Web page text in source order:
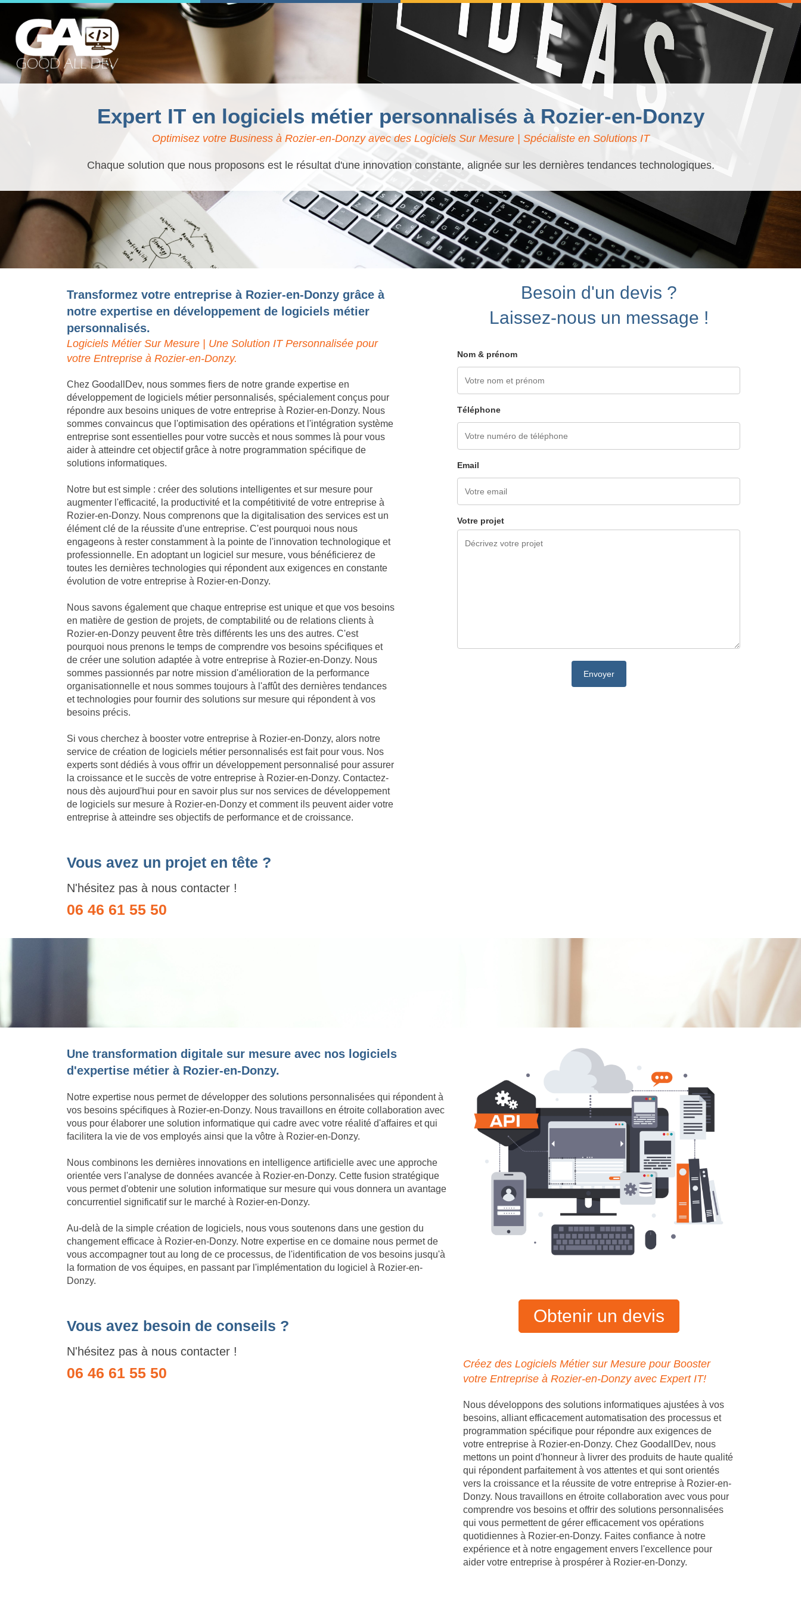
Expert IT en logiciels métier personnalisés à Rozier-en-Donzy
Optimisez votre Business à Rozier-en-Donzy avec des Logiciels Sur Mesure | Spécialiste en Solutions IT
Chaque solution que nous proposons est le résultat d'une innovation constante, alignée sur les dernières tendances technologiques.
Transformez votre entreprise à Rozier-en-Donzy grâce à
notre expertise en développement de logiciels métier
personnalisés.
Logiciels Métier Sur Mesure | Une Solution IT Personnalisée pour
votre Entreprise à Rozier-en-Donzy.
Chez GoodallDev, nous sommes fiers de notre grande expertise en
développement de logiciels métier personnalisés, spécialement conçus pour
répondre aux besoins uniques de votre entreprise à Rozier-en-Donzy. Nous
sommes convaincus que l'optimisation des opérations et l'intégration système
entreprise sont essentielles pour votre succès et nous sommes là pour vous
aider à atteindre cet objectif grâce à notre programmation spécifique de
solutions informatiques.
Notre but est simple : créer des solutions intelligentes et sur mesure pour
augmenter l'efficacité, la productivité et la compétitivité de votre entreprise à
Rozier-en-Donzy. Nous comprenons que la digitalisation des services est un
élément clé de la réussite d'une entreprise. C'est pourquoi nous nous
engageons à rester constamment à la pointe de l'innovation technologique et
professionnelle. En adoptant un logiciel sur mesure, vous bénéficierez de
toutes les dernières technologies qui répondent aux exigences en constante
évolution de votre entreprise à Rozier-en-Donzy.
Nous savons également que chaque entreprise est unique et que vos besoins
en matière de gestion de projets, de comptabilité ou de relations clients à
Rozier-en-Donzy peuvent être très différents les uns des autres. C'est
pourquoi nous prenons le temps de comprendre vos besoins spécifiques et
de créer une solution adaptée à votre entreprise à Rozier-en-Donzy. Nous
sommes passionnés par notre mission d'amélioration de la performance
organisationnelle et nous sommes toujours à l'affût des dernières tendances
et technologies pour fournir des solutions sur mesure qui répondent à vos
besoins précis.
Si vous cherchez à booster votre entreprise à Rozier-en-Donzy, alors notre
service de création de logiciels métier personnalisés est fait pour vous. Nos
experts sont dédiés à vous offrir un développement personnalisé pour assurer
la croissance et le succès de votre entreprise à Rozier-en-Donzy. Contactez-
nous dès aujourd'hui pour en savoir plus sur nos services de développement
de logiciels sur mesure à Rozier-en-Donzy et comment ils peuvent aider votre
entreprise à atteindre ses objectifs de performance et de croissance.
Vous avez un projet en tête ?
N'hésitez pas à nous contacter !
06 46 61 55 50
Besoin d'un devis ?
Laissez-nous un message !
Nom & prénom
Téléphone
Email
Votre projet
Une transformation digitale sur mesure avec nos logiciels
d'expertise métier à Rozier-en-Donzy.
Notre expertise nous permet de développer des solutions personnalisées qui répondent à
vos besoins spécifiques à Rozier-en-Donzy. Nous travaillons en étroite collaboration avec
vous pour élaborer une solution informatique qui cadre avec votre réalité d'affaires et qui
facilitera la vie de vos employés ainsi que la vôtre à Rozier-en-Donzy.
Nous combinons les dernières innovations en intelligence artificielle avec une approche
orientée vers l'analyse de données avancée à Rozier-en-Donzy. Cette fusion stratégique
vous permet d'obtenir une solution informatique sur mesure qui vous donnera un avantage
concurrentiel significatif sur le marché à Rozier-en-Donzy.
Au-delà de la simple création de logiciels, nous vous soutenons dans une gestion du
changement efficace à Rozier-en-Donzy. Notre expertise en ce domaine nous permet de
vous accompagner tout au long de ce processus, de l'identification de vos besoins jusqu'à
la formation de vos équipes, en passant par l'implémentation du logiciel à Rozier-en-
Donzy.
Vous avez besoin de conseils ?
N'hésitez pas à nous contacter !
06 46 61 55 50
Obtenir un devis
Créez des Logiciels Métier sur Mesure pour Booster
votre Entreprise à Rozier-en-Donzy avec Expert IT!
Nous développons des solutions informatiques ajustées à vos
besoins, alliant efficacement automatisation des processus et
programmation spécifique pour répondre aux exigences de
votre entreprise à Rozier-en-Donzy. Chez GoodallDev, nous
mettons un point d'honneur à livrer des produits de haute qualité
qui répondent parfaitement à vos attentes et qui sont orientés
vers la croissance et la réussite de votre entreprise à Rozier-en-
Donzy. Nous travaillons en étroite collaboration avec vous pour
comprendre vos besoins et offrir des solutions personnalisées
qui vous permettent de gérer efficacement vos opérations
quotidiennes à Rozier-en-Donzy. Faites confiance à notre
expérience et à notre engagement envers l'excellence pour
aider votre entreprise à prospérer à Rozier-en-Donzy.